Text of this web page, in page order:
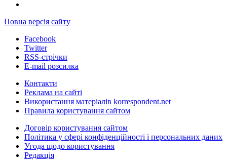
Повна версія сайту
Facebook
Twitter
RSS-стрічки
E-mail розсилка
Контакти
Реклама на сайті
Використання матеріалів korrespondent.net
Правила користування сайтом
Договір користування сайтом
Політика у сфері конфіденційності і персональних даних
Угода щодо користування
Редакція